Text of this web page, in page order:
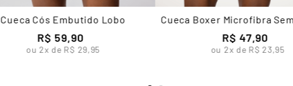
Cueca Cós Embutido Lobo
R$ 59,90
ou 2x deR$ 29,95
Cueca Boxer Microfibra
Masculina Lupo
R$ 47,90
ou 2x de R$ 23,95